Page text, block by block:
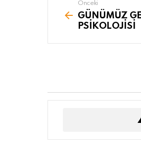
more
Önceki
GÜNÜMÜZ
PSİKOLOJİSİ